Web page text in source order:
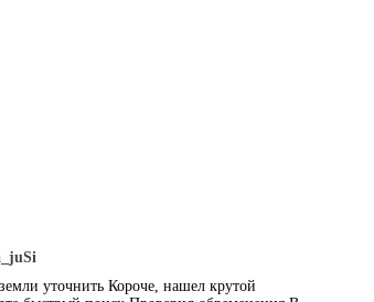
уточнить Короче, нашел крутой